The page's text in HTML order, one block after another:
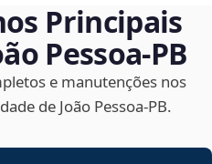
Principais
Pessoa‑PB
e manutenções nos
de João Pessoa‑PB.